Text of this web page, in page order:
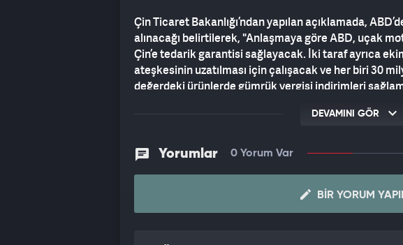
Çin Ticaret Bakanlığı’ndan yapılan açıklamada,
alınacağı belirtilerek, "Anlaşmaya göre ABD, uçak
Çin’e tedarik garantisi sağlayacak. İki taraf ayrıca
ateşkesinin uzatılması için çalışacak ve her biri 30
değerdeki ürünlerde gümrük vergisi indirimleri
DEVAMINI GÖR
Yorumlar 0 Yorum Var
BIR YORUM